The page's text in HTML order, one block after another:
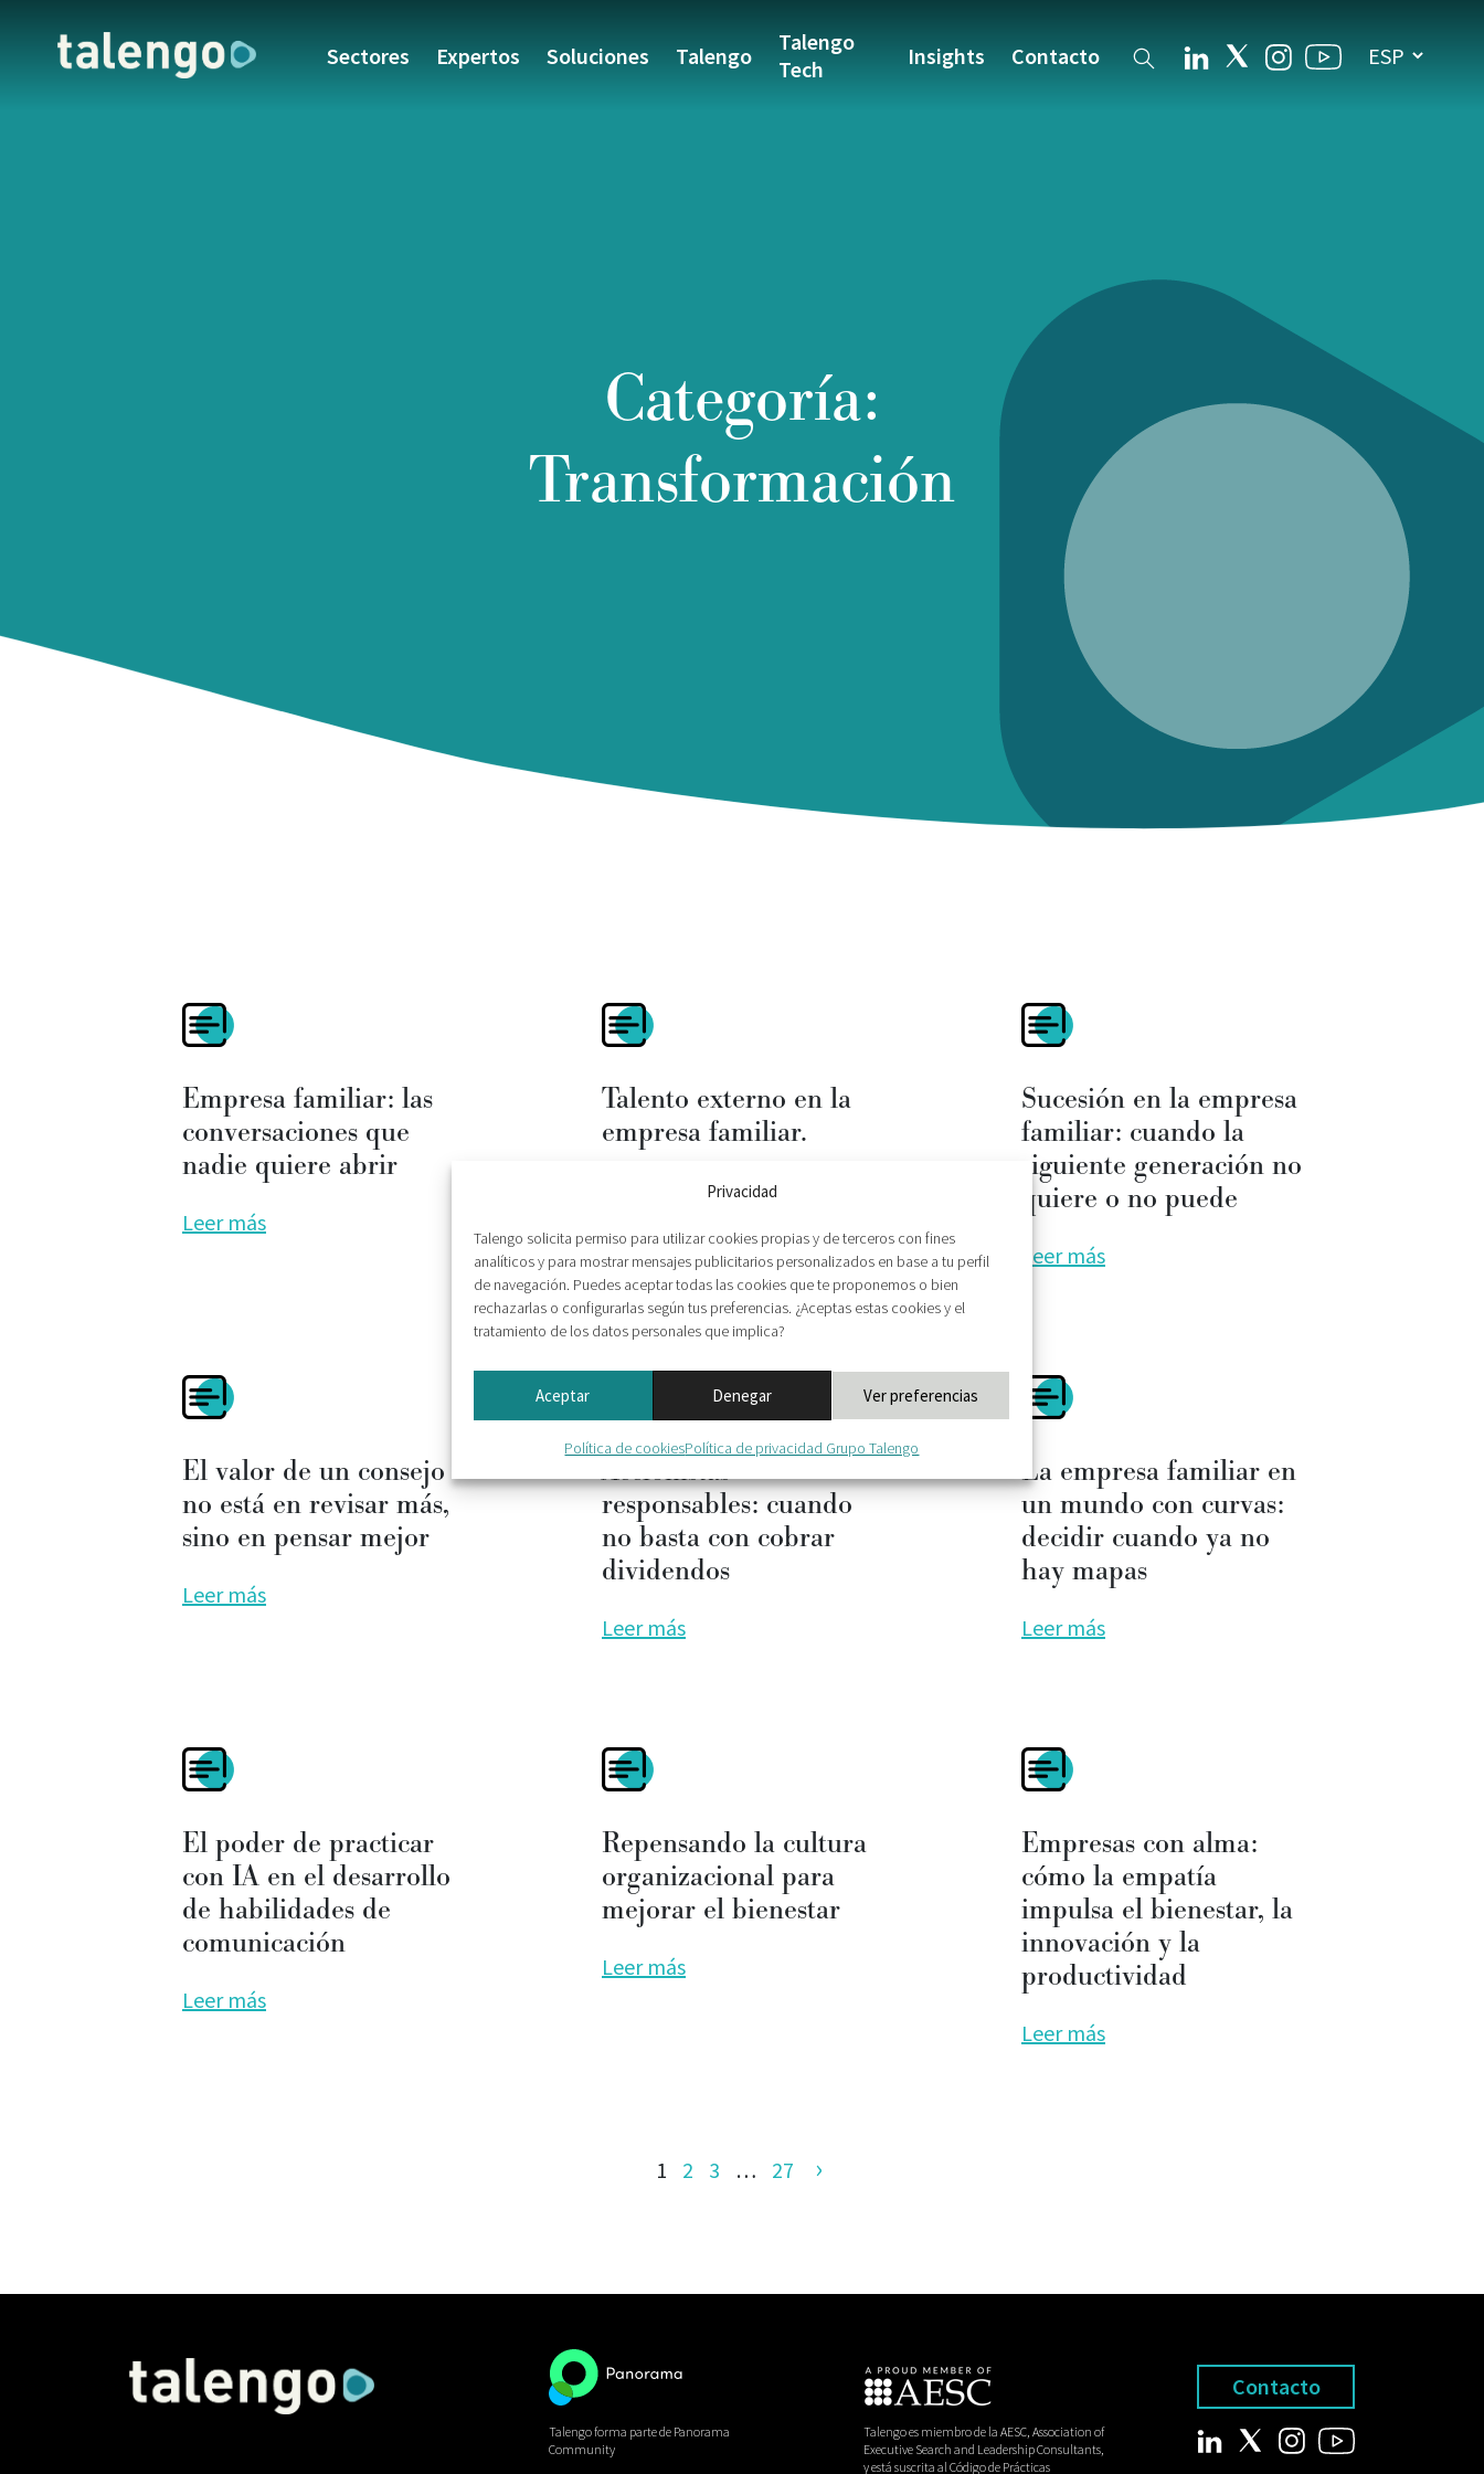
Privacidad
Talengo solicita permiso para utilizar cookies propias y de terceros con fines
analíticos y para mostrar mensajes publicitarios personalizados en base a tu perfil
de navegación. Puedes aceptar todas las cookies que te proponemos o bien
rechazarlas o configurarlas según tus preferencias. ¿Aceptas estas cookies y el
tratamiento de los datos personales que implica?
Aceptar Denegar Ver preferencias
Política de cookiesPolítica de privacidad Grupo Talengo
Sectores Expertos Soluciones Talengo
Talengo
Tech
Insights Contacto
Categoría:
Transformación
Empresa familiar: las
conversaciones que
nadie quiere abrir
Leer más
Talento externo en la
empresa familiar.
Sucesión en la empresa
familiar: cuando la
siguiente generación no
quiere o no puede
Leer más
El valor de un consejo
no está en revisar más,
sino en pensar mejor
Leer más
Accionistas
responsables: cuando
no basta con cobrar
dividendos
Leer más
La empresa familiar en
un mundo con curvas:
decidir cuando ya no
hay mapas
Leer más
El poder de practicar
con IA en el desarrollo
de habilidades de
comunicación
Leer más
Repensando la cultura
organizacional para
mejorar el bienestar
Leer más
Empresas con alma:
cómo la empatía
impulsa el bienestar, la
innovación y la
productividad
Leer más
1 2 3 … 27 ›
Contacto
Talengo forma parte de Panorama
Community
Talengo es miembro de la AESC, Association of
Executive Search and Leadership Consultants,
y está suscrita al Código de Prácticas